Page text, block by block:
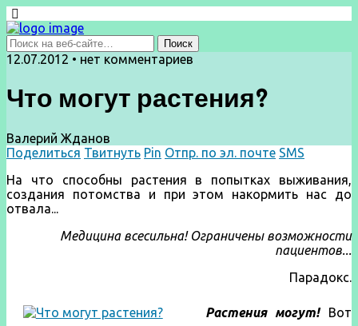
12.07.2012 • нет комментариев
Что могут растения?
Валерий Жданов
Поделиться Твитнуть Pin Отпр. по эл. почте SMS
На что способны растения в попытках выживания,
создания потомства и при этом накормить нас до
отвала...
Медицина всесильна! Ограничены возможности
пациентов...
Парадокс.
Растения могут!Вот